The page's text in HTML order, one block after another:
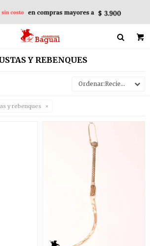
Y REBENQUES
Recientes
y rebenques